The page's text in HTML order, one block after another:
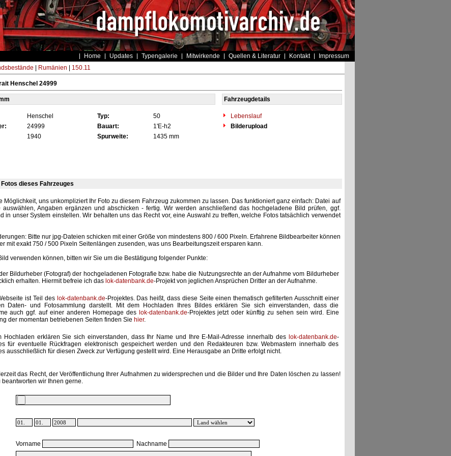
Home Updates Typengalerie Mitwirkende Quellen & Literatur Kontakt Impressum
Rumänien 150.11
Henschel 24999
Fahrzeugdetails
Henschel Typ: 50
Lebenslauf
24999 Bauart: 1'E-h2
Bilderupload
1940 Spurweite: 1435 mm
dieses Fahrzeuges
Möglichkeit, uns unkompliziert Ihr Foto zu diesem Fahrzeug zukommen zu lassen. Das funktioniert ganz einfach: Datei auf
auswählen, Angaben ergänzen und abschicken - fertig. Wir werden anschließend das hochgeladene Bild prüfen, ggf.
in unser System einstellen. Wir behalten uns das Recht vor, eine Auswahl zu treffen, welche Fotos tatsächlich verwendet
Bitte nur jpg-Dateien schicken mit einer Größe von mindestens 800 / 600 Pixeln. Erfahrene Bildbearbeiter können
mit exakt 750 / 500 Pixeln Seitenlängen zusenden, was uns Bearbeitungszeit ersparen kann.
verwenden können, bitten wir Sie um die Bestätigung folgender Punkte:
Bildurheber (Fotograf) der hochgeladenen Fotografie bzw. habe die Nutzungsrechte an der Aufnahme vom Bildurheber
erhalten. Hiermit befreie ich das lok-datenbank.de-Projekt von jeglichen Ansprüchen Dritter an der Aufnahme.
ist Teil des lok-datenbank.de-Projektes. Das heißt, dass diese Seite einen thematisch gefilterten Ausschnitt einer
Daten- und Fotosammlung darstellt. Mit dem Hochladen Ihres Bildes erklären Sie sich einverstanden, dass die
auch ggf. auf einer anderen Homepage des lok-datenbank.de-Projektes jetzt oder künftig zu sehen sein wird. Eine
der momentan betriebenen Seiten finden Sie hier.
Hochladen erklären Sie sich einverstanden, dass Ihr Name und Ihre E-Mail-Adresse innerhalb des lok-datenbank.de-
für eventuelle Rückfragen elektronisch gespeichert werden und den Redakteuren bzw. Webmastern innerhalb des
ausschließlich für diesen Zweck zur Verfügung gestellt wird. Eine Herausgabe an Dritte erfolgt nicht.
das Recht, der Veröffentlichung Ihrer Aufnahmen zu widersprechen und die Bilder und Ihre Daten löschen zu lassen!
beantworten wir Ihnen gerne.
Vorname
Nachname